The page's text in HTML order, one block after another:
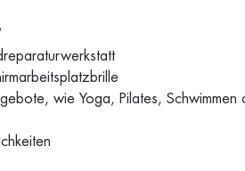
wie Yoga, Pilates, Schwimmen